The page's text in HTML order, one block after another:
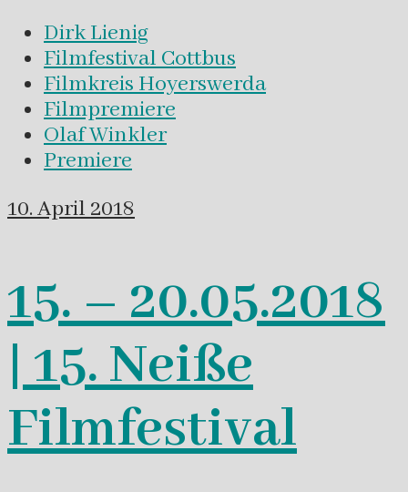
Dirk Lienig
Filmfestival Cottbus
Filmkreis Hoyerswerda
Filmpremiere
Olaf Winkler
Premiere
10. April 2018
15. – 20.05.2018
| 15. Neiße
Filmfestival